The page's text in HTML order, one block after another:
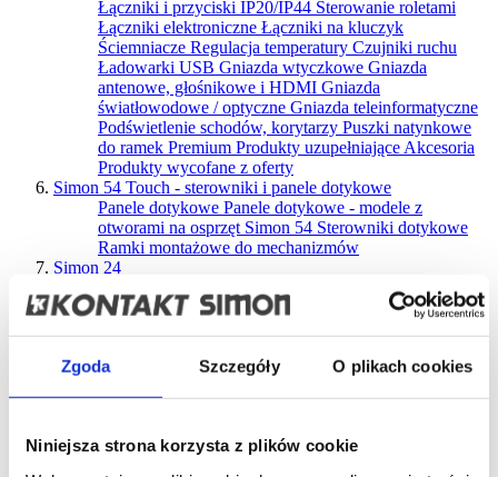
Zgoda Szczegóły O plikach cookies
Niniejsza strona korzysta z plików cookie
Łączniki i przyciski IP20/IP44 Sterowanie roletami
Łączniki elektroniczne Łączniki na kluczyk
Ściemniacze Regulacja temperatury Czujniki ruchu
Ładowarki USB Gniazda wtyczkowe Gniazda
antenowe, głośnikowe i HDMI Gniazda
światłowodowe / optyczne Gniazda teleinformatyczne
Podświetlenie schodów, korytarzy Puszki natynkowe
do ramek Premium Produkty uzupełniające Akcesoria
Produkty wycofane z oferty
Simon 54 Touch - sterowniki i panele dotykowe
Panele dotykowe Panele dotykowe - modele z
otworami na osprzęt Simon 54 Sterowniki dotykowe
Ramki montażowe do mechanizmów
Simon 24
Sterowanie roletami
Łączniki elektroniczneŚciemniacze
Regulacja
światłowodowe / optyczne
Gniazda teleinformatyczne
Ramki Basic StandardRamki Basic Neos